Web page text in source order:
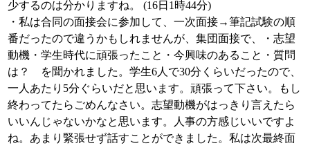
少するのは分かりますね。 (16日1時44分)
・私は合同の面接会に参加して、一次面接→筆記試験の順
番だったので違うかもしれませんが、集団面接で、・志望
動機・学生時代に頑張ったこと・今興味のあること・質問
は？ を聞かれました。学生6人で30分くらいだったので、
一人あたり5分ぐらいだと思います。頑張って下さい。もし
終わってたらごめんなさい。志望動機がはっきり言えたら
いいんじゃないかなと思います。人事の方感じいいですよ
ね。あまり緊張せず話すことができました。私は次最終面